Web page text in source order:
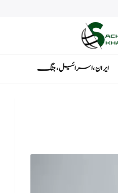
ایران ، اسرائیل ، جنگ